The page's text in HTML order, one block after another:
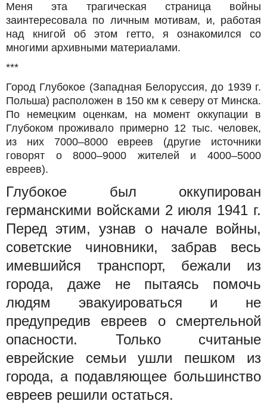
Меня эта трагическая страница войны
заинтересовала по личным мотивам, и, работая
над книгой об этом гетто, я ознакомился со
многими архивными материалами.
***
Город Глубокое (Западная Белоруссия, до 1939 г.
Польша) расположен в 150 км к северу от Минска.
По немецким оценкам, на момент оккупации в
Глубоком проживалo примерно 12 тыс. человек,
из них 7000–8000 евреев (другие источники
говорят о 8000–9000 жителей и 4000–5000
евреев).
Глубокое был оккупирован
германскими войсками 2 июля 1941 г.
Перед этим, узнав о начале войны,
советские чиновники, забрав весь
имевшийся транспорт, бежали из
города, даже не пытаясь помочь
людям эвакуироваться и не
предупредив евреев о смертельной
опасности. Только считаные
еврейские семьи ушли пешком из
города, а подавляющее большинство
евреев решили остаться.